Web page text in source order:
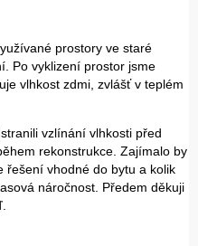
prostory ve staré
Po vyklizení prostor jsme
vlhkost zdmi, zvlášť v teplém
vzlínání vlhkosti před
rekonstrukce. Zajímalo by
řešení vhodné do bytu a kolik
náročnost. Předem děkuji